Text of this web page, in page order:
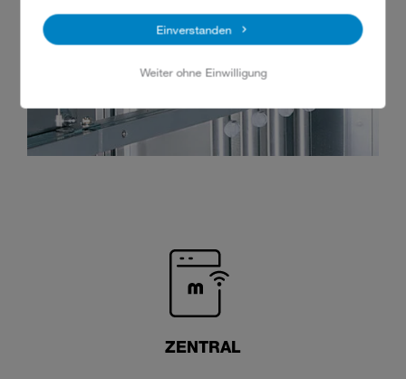
Einverstanden
Weiter ohne Einwilligung
ZENTRAL